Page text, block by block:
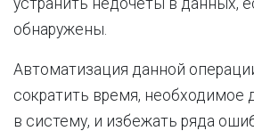
устранить недочёты в данных,
обнаружены.
Автоматизация данной
сократить время, необходимое
в систему, и избежать ряда